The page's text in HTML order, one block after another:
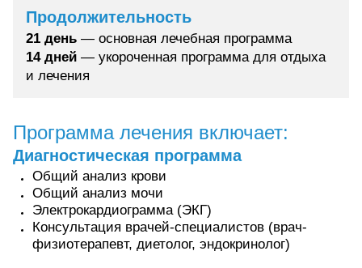
Продолжительность
21 день — основная лечебная программа
14 дней — укороченная программа для отдыха
и лечения
Программа лечения включает:
Диагностическая программа
Общий анализ крови
Общий анализ мочи
Электрокардиограмма (ЭКГ)
Консультация врачей-специалистов (врач-
физиотерапевт, диетолог, эндокринолог)